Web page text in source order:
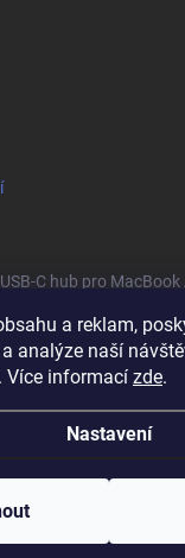
a reklam,
analýze naší
Více informací zde.
Nastavení
C hub pro MacBook
licencí OWC SoftRAID ?
Dual 10GbE: Síťová
Vytvořil Shoptet
. Všechna práva